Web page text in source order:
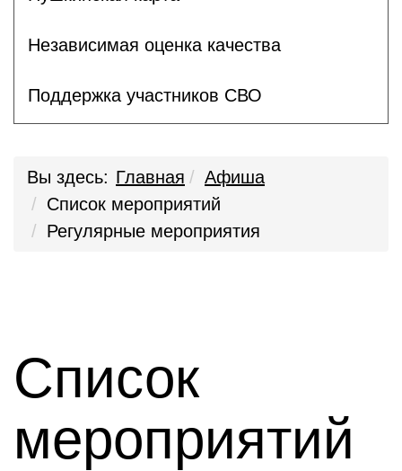
Независимая оценка качества
Поддержка участников СВО
Вы здесь: Главная
Афиша
Список мероприятий
Регулярные мероприятия
Список
мероприятий